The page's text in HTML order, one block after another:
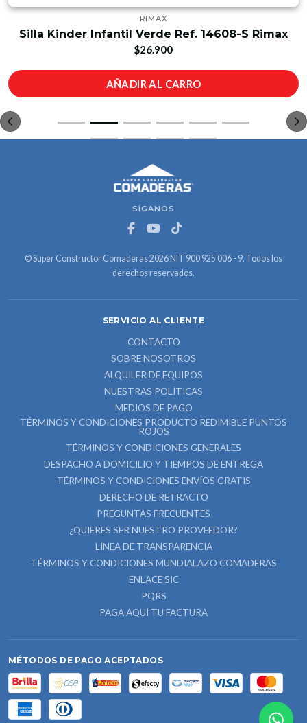
RIMAX
Silla Kinder Infantil Verde Ref. 14608-S Rimax
$26.900
AÑADIR AL CARRO
SÍGANOS
© Super Constructor Comaderas 2026 NIT 900 925 006 - 9. Todos los
derechos reservados.
SERVICIO AL CLIENTE
CONTACTO
SOBRE NOSOTROS
ALQUILER DE EQUIPOS
NUESTRAS POLÍTICAS
MEDIOS DE PAGO
TÉRMINOS Y CONDICIONES PRODUCTO REDIMIBLE PUNTOS
ROJOS
TÉRMINOS Y CONDICIONES GENERALES
DESPACHO A DOMICILIO Y TIEMPOS DE ENTREGA
TÉRMINOS Y CONDICIONES ENVÍOS GRATIS
DERECHO DE RETRACTO
PREGUNTAS FRECUENTES
¿QUIERES SER NUESTRO PROVEEDOR?
LÍNEA DE TRANSPARENCIA
TÉRMINOS Y CONDICIONES MUNDIALAZO COMADERAS
ENLACE SIC
PQRS
PAGA AQUÍ TU FACTURA
MÉTODOS DE PAGO ACEPTADOS